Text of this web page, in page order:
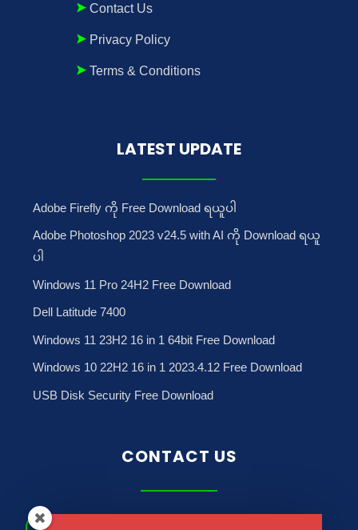
Contact Us
Privacy Policy
Terms & Conditions
LATEST UPDATE
Adobe Firefly ကို Free Download ရယူပါ
Adobe Photoshop 2023 v24.5 with AI ကို Download ရယူ
ပါ
Windows 11 Pro 24H2 Free Download
Dell Latitude 7400
Windows 11 23H2 16 in 1 64bit Free Download
Windows 10 22H2 16 in 1 2023.4.12 Free Download
USB Disk Security Free Download
CONTACT US